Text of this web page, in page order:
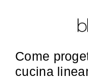
Come
cucina